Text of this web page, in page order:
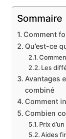
Sommaire
Comment
Qu’est-ce
Les
Avantages
combiné
Comment
Combien
Prix
Aides